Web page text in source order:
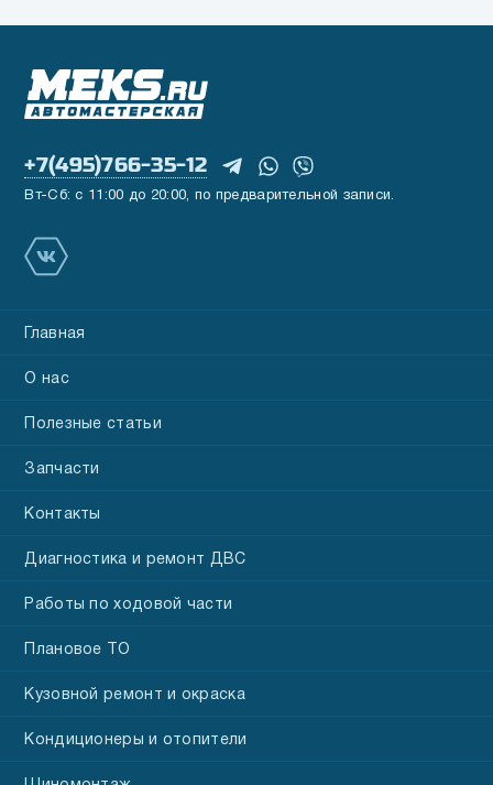
+7(495)766-35-12
Вт-Сб: с 11:00 до 20:00, по предварительной записи.
Главная
О нас
Полезные статьи
Запчасти
Контакты
Диагностика и ремонт ДВС
Работы по ходовой части
Плановое ТО
Кузовной ремонт и окраска
Кондиционеры и отопители